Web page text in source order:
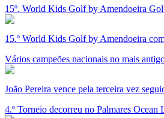
15º. World Kids Golf by Amendoeira
15.º World Kids Golf by Amendoeira
Vários campeões nacionais no mais
João Pereira vence pela terceira vez
4.º Torneio decorreu no Palmares